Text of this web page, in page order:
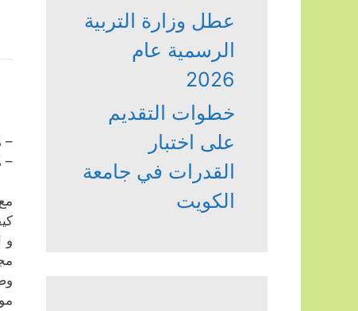
–
–
و
عطل وزارة التربية
الرسمية عام
2026
خطوات التقديم
على اختبار
القدرات في جامعة
الكويت